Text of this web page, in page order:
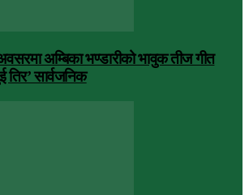
अम्बिका भण्डारीको भावुक तीज गीत
तिर’ सार्वजनिक